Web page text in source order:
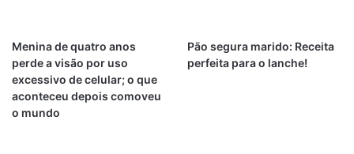
Menina de quatro anos
perde a visão por uso
excessivo de celular; o que
aconteceu depois comoveu
o mundo
Pão segura marido: Receita
perfeita para o lanche!